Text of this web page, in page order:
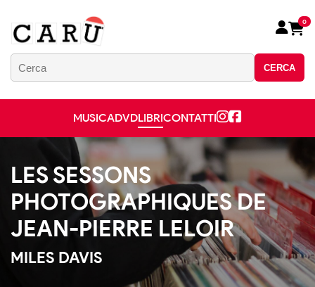
CERCA
0
MUSICADVDLIBRICONTATTI
LES SESSONS
PHOTOGRAPHIQUES DE
JEAN-PIERRE LELOIR
MILES DAVIS